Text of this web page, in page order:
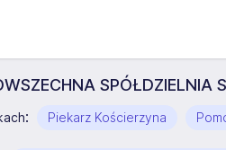
: Piekarz Kościerzyna